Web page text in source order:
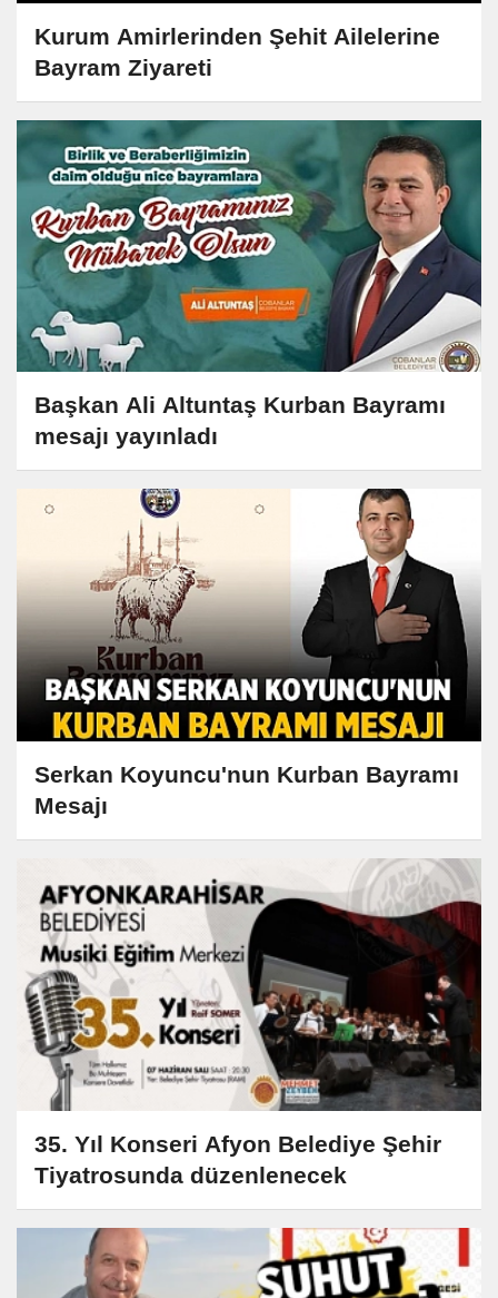
Kurum Amirlerinden Şehit Ailelerine
Bayram Ziyareti
Başkan Ali Altuntaş Kurban Bayramı
mesajı yayınladı
Serkan Koyuncu'nun Kurban Bayramı
Mesajı
35. Yıl Konseri Afyon Belediye Şehir
Tiyatrosunda düzenlenecek